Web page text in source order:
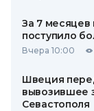
За 7
поступило
Вчера 10:00
Швеция
вывозившее
Севастополя